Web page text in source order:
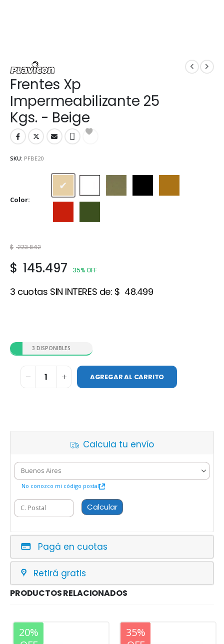
Frentes Xp
Impermeabilizante 25
Kgs. - Beige
SKU: PFBE20
Color
Beige
$ 223.842
$ 145.497 35% OFF
3 cuotas SIN INTERES de: $ 48.499
3 DISPONIBLES
AGREGAR AL CARRITO
Calcula tu envío
No conozco mi código postal
Calcular
Pagá en cuotas
Retirá gratis
PRODUCTOS RELACIONADOS
20%
20%
35%